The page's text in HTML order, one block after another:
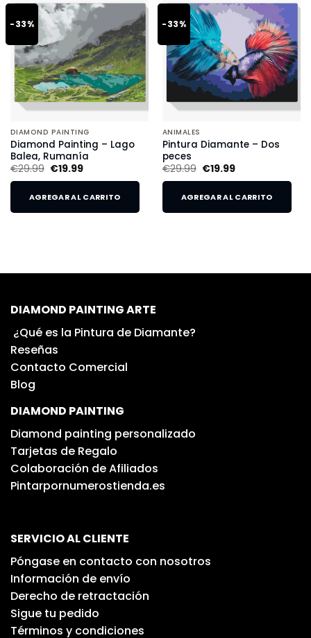
-33%
DIAMOND PAINTING
Diamond Painting – Lago
Balea, Rumanía
€29.99 €19.99
AGREGAR AL CARRITO
-33%
ANIMALES
Pintura Diamante – Dos
peces
€29.99 €19.99
AGREGAR AL CARRITO
DIAMOND PAINTING ARTE
¿Qué es la Pintura de Diamante?
Reseñas
Contacto Comercial
Blog
DIAMOND PAINTING
Diamond painting personalizado
Tarjetas de Regalo
Colaboración de Afiliados
Pintarpornumerostienda.es
SERVICIO AL CLIENTE
Póngase en contacto con nosotros
Información de envío
Derecho de retractación
Sigue tu pedido
Términos y condiciones